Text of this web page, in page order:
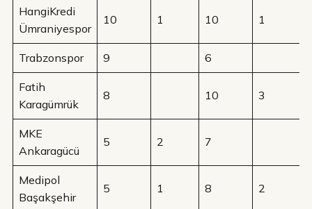
HangiKredi
Ümraniyespor
10 1 10 1
Trabzonspor 9 6
Fatih
Karagümrük
8 10 3
MKE
Ankaragücü
5 2 7
Medipol
Başakşehir
5 1 8 2